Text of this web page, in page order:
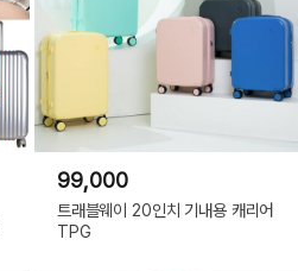
99,000
트래블웨이 20인치 기내용 캐리어
TPG